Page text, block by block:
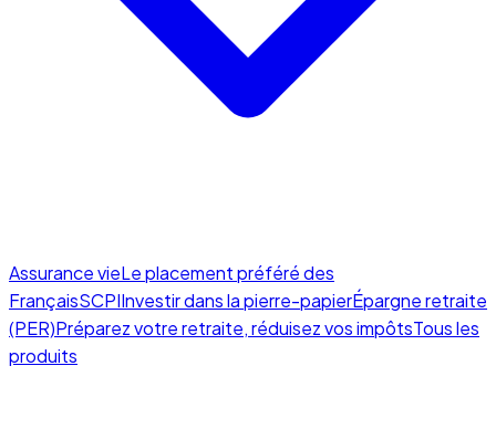
Assurance vieLe placement préféré des
FrançaisSCPIInvestir dans la pierre-papierÉpargne retraite
(PER)Préparez votre retraite, réduisez vos impôtsTous les
produits